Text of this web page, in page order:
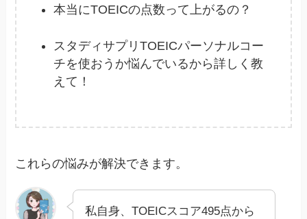
本当にTOEICの点数って上がるの？
スタディサプリTOEICパーソナルコー
チを使おうか悩んでいるから詳しく教
えて！
これらの悩みが解決できます。
私自身、TOEICスコア495点から